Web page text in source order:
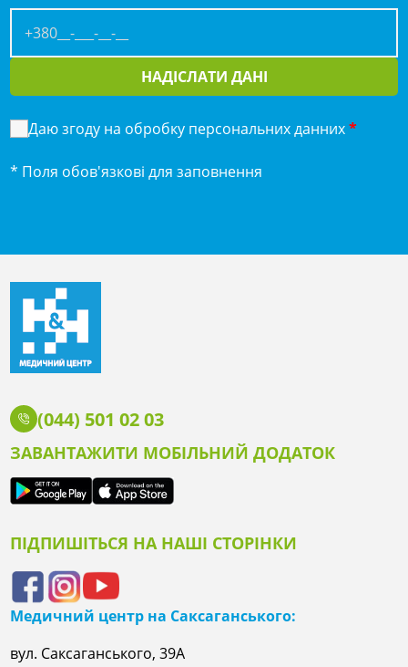
НАДІСЛАТИ ДАНІ
Даю згоду на обробку персональних данних*
* Поля обов'язкові для заповнення
(044) 501 02 03
ЗАВАНТАЖИТИ МОБІЛЬНИЙ ДОДАТОК
ПІДПИШІТЬСЯ НА НАШІ СТОРІНКИ
Медичний центр на Саксаганського:
вул. Саксаганського, 39А